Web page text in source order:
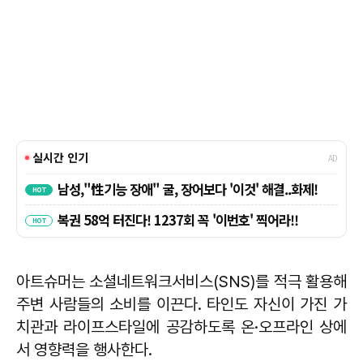
아트슈머는 소셜네트워크서비스(SNS)를 적극 활용해
주변 사람들의 소비를 이끈다. 타인도 자신이 가진 가
치관과 라이프스타일에 공감하도록 온·오프라인 상에
서 영향력을 행사한다.